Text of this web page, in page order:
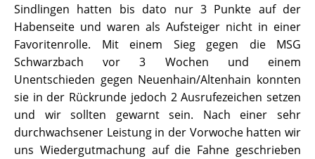
Sindlingen hatten bis dato nur 3 Punkte auf der
Habenseite und waren als Aufsteiger nicht in einer
Favoritenrolle. Mit einem Sieg gegen die MSG
Schwarzbach vor 3 Wochen und einem
Unentschieden gegen Neuenhain/Altenhain konnten
sie in der Rückrunde jedoch 2 Ausrufezeichen setzen
und wir sollten gewarnt sein. Nach einer sehr
durchwachsener Leistung in der Vorwoche hatten wir
uns Wiedergutmachung auf die Fahne geschrieben